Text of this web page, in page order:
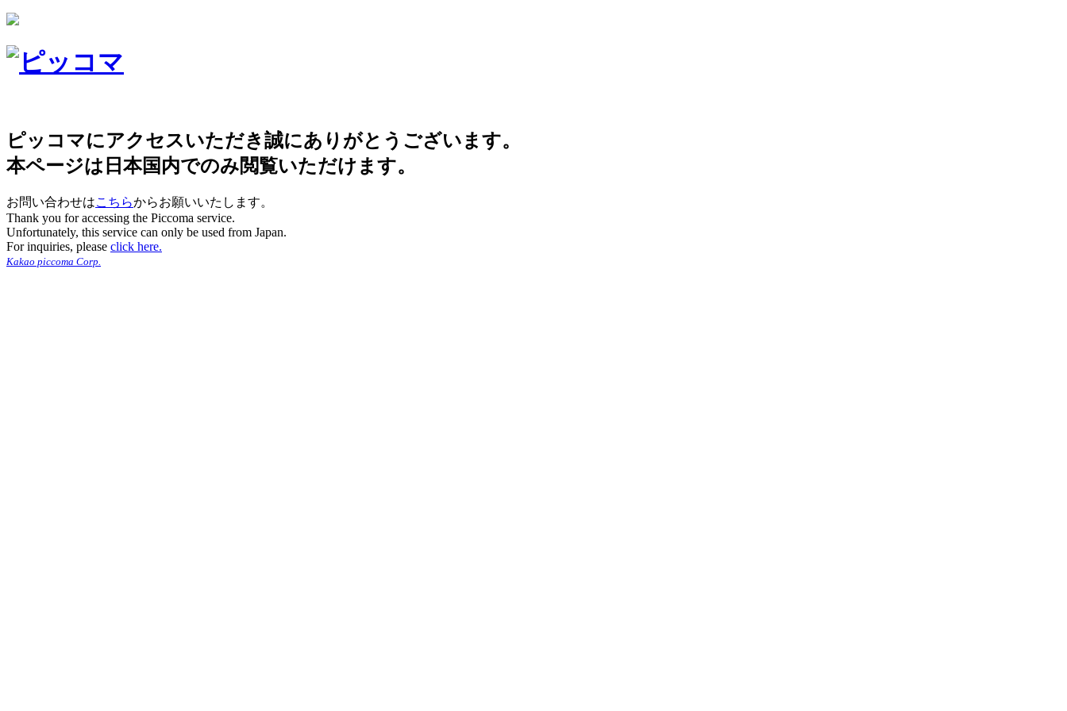
ピッコマにアクセスいただき誠にありがとうございます。
本ページは日本国内でのみ閲覧いただけます。
お問い合わせはこちらからお願いいたします。
Thank you for accessing the Piccoma service.
Unfortunately, this service can only be used from Japan.
For inquiries, please click here.
Kakao piccoma Corp.